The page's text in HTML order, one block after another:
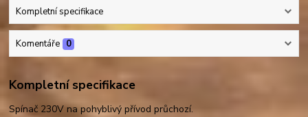
Kompletní specifikace
Komentáře 0
Kompletní specifikace
Spínač 230V na pohyblivý přívod průchozí.